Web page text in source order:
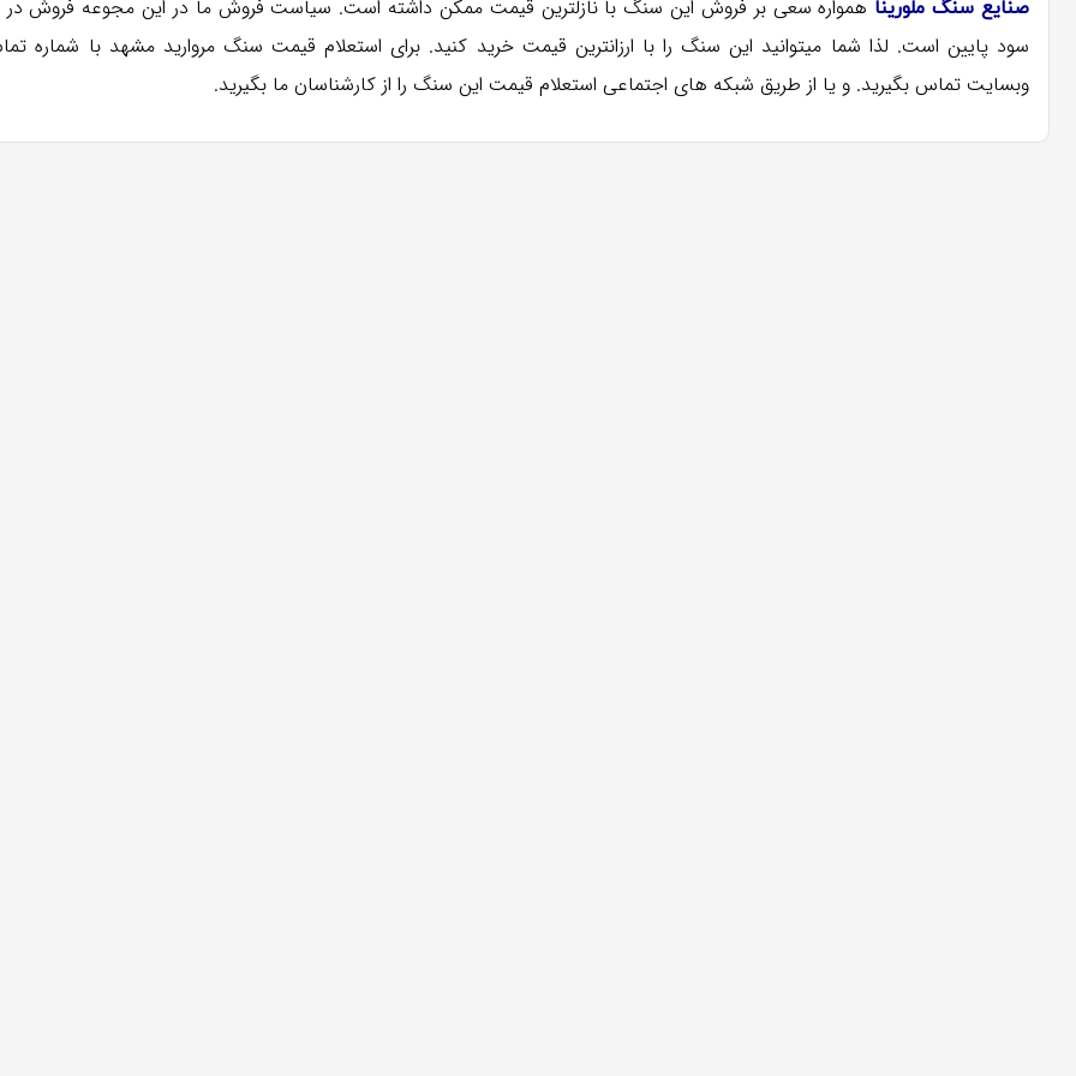
صنایع سنگ ملورینا همواره سعی بر فروش این سنگ با نازلترین قیمت ممکن داشته است. سیاست فروش ما در این مجوعه فروش در
سود پایین است. لذا شما میتوانید این سنگ را با ارزانترین قیمت خرید کنید. برای استعلام قیمت سنگ مروارید مشهد با شماره
وبسایت تماس بگیرید. و یا از طریق شبکه های اجتماعی استعلام قیمت این سنگ را از کارشناسان ما بگیرید.